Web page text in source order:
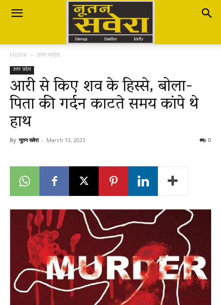
Nutan
Savera
नूतन
सवेरा
Breaking
Home उत्तर प्रदेश
उत्तर प्रदेश
आरी से किए शव के हिस्से, बोला-
पिता की गर्दन काटते समय कांपे थे
हाथ
By नूतन सवेरा - March 13, 2023 0